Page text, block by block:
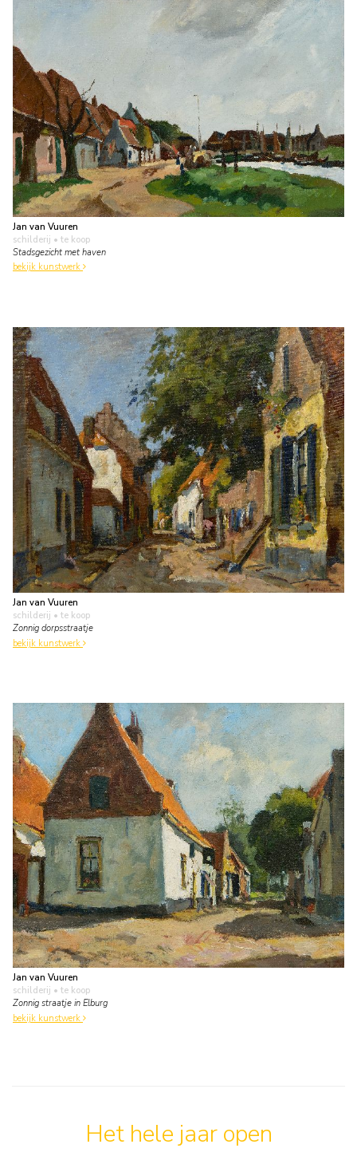
Jan van Vuuren
schilderij • te koop
Stadsgezicht met haven
bekijk kunstwerk
Jan van Vuuren
schilderij • te koop
Zonnig dorpsstraatje
bekijk kunstwerk
Jan van Vuuren
schilderij • te koop
Zonnig straatje in Elburg
bekijk kunstwerk
Het hele jaar open